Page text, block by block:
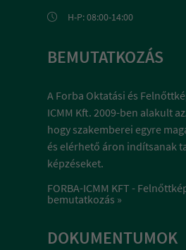
H-P: 08:00-14:00
BEMUTATKOZÁS
A Forba Oktatási és
ICMM Kft. 2009-ben alakult
hogy szakemberei egyre
és elérhető áron indítsanak
képzéseket.
FORBA-ICMM KFT -
bemutatkozás »
DOKUMENTUMOK